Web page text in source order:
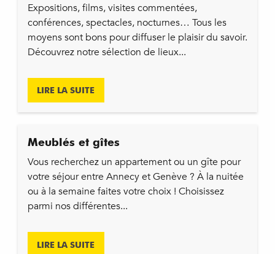
Expositions, films, visites commentées,
conférences, spectacles, nocturnes… Tous les
moyens sont bons pour diffuser le plaisir du savoir.
Découvrez notre sélection de lieux...
LIRE LA SUITE
Meublés et gîtes
Vous recherchez un appartement ou un gîte pour
votre séjour entre Annecy et Genève ? À la nuitée
ou à la semaine faites votre choix ! Choisissez
parmi nos différentes...
LIRE LA SUITE